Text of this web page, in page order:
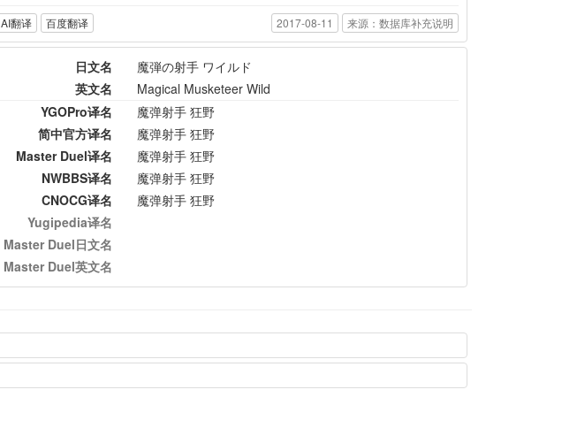
AI翻译 百度翻译 2017-08-11 来源：数据库补充说明
日文名
魔弾の射手 ワイルド
英文名
Magical Musketeer Wild
YGOPro译名
魔弹射手 狂野
简中官方译名
魔弹射手 狂野
Master Duel译名
魔弹射手 狂野
NWBBS译名
魔弹射手 狂野
CNOCG译名
魔弹射手 狂野
Yugipedia译名
Master Duel日文名
Master Duel英文名